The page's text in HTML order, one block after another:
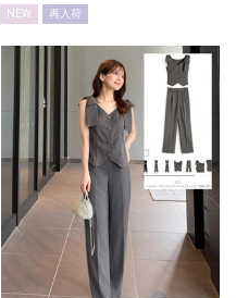
NEW
再入荷